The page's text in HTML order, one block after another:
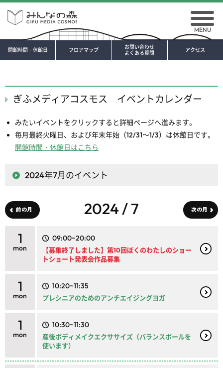
アクセス
開館時間・休館日 フロアマップ
お問い合わせ
よくある質問
MENU
ぎふメディアコスモス イベントカレンダー
みたいイベントをクリックすると詳細ページへ進みます。
毎月最終火曜日、および年末年始（12/31～1/3）は休館日です。
開館時間・休館日はこちら
2024年7月のイベント
前の月 2024 / 7 次の月
1
mon
09:00~20:00
【募集終了しました】第10回ぼくのわたしのショー
トショート発表会作品募集
1
mon
10:20~11:35
プレシニアのためのアンチエイジングヨガ
1
mon
10:30~11:30
産後ボディメイクエクササイズ（バランスボールを
使います）